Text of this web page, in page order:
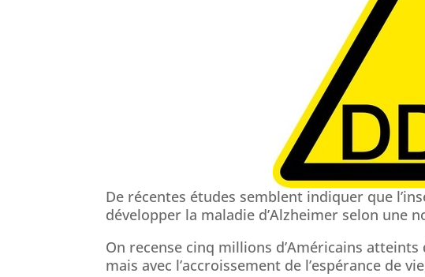
De récentes études semblent indiquer que
développer la maladie d’Alzheimer selon une
On recense cinq millions d’Américains atteints
mais avec l’accroissement de l’espérance de